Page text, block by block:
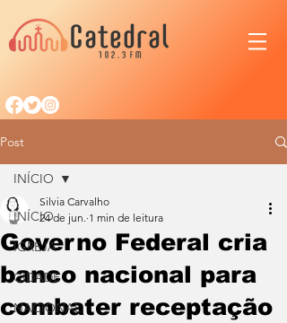
Post
INÍCIO
IGREJA
CIDADE
NACIONAL
INÍCIO
Governo Federal cria
banco nacional para
combater receptação
Silvia Carvalho
24 de jun. 1 min de leitura